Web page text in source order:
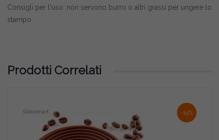
Consigli per l'uso: non servono burro o altri grassi per ungere lo
stampo.
Prodotti Correlati
-15%
Silikomart